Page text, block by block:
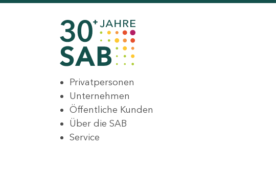
Privatpersonen
Unternehmen
Öffentliche Kunden
Über die SAB
Service